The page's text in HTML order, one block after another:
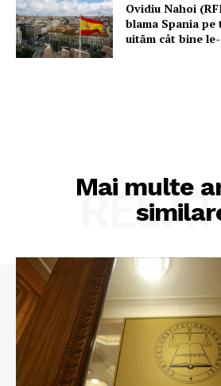
Ovidiu Nahoi
blama Spania
uităm cât bine
Mai multe